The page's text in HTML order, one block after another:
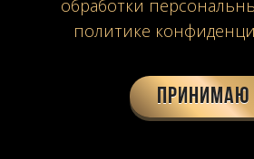
и позволяют создавать
4. Размеры слэбов
обработки
политике
Принимаю